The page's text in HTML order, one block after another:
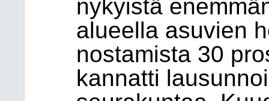
nykyistä
alueella asuvien
nostamista 30
kannatti